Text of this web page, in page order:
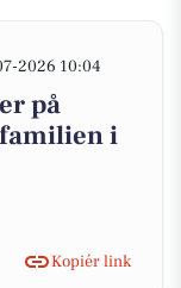
2026 10:04
på
i
Kopiér link